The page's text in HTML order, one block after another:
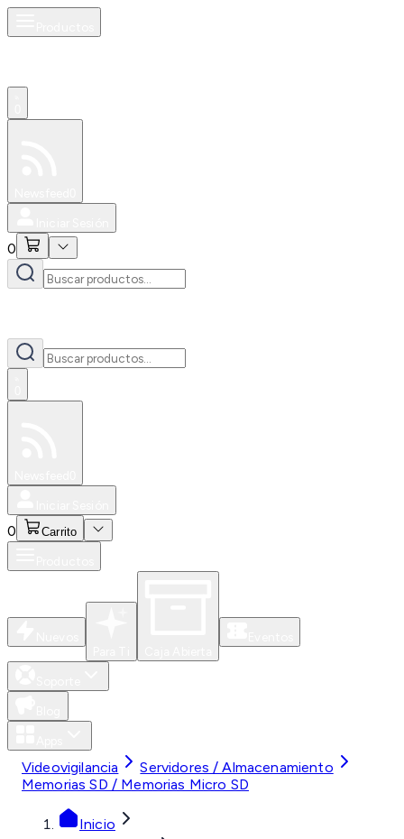
0
0 Carrito
Videovigilancia
Servidores / Almacenamiento
Memorias SD / Memorias Micro SD
Inicio